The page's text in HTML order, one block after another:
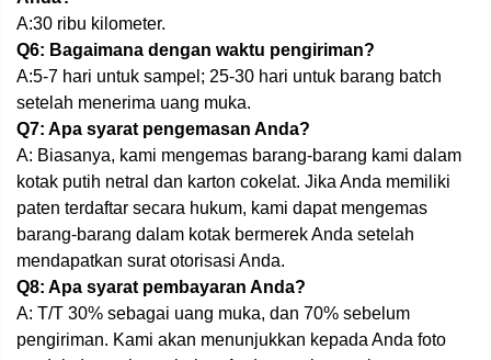
A:30 ribu kilometer.
Q6: Bagaimana dengan waktu pengiriman?
A:5-7 hari untuk sampel; 25-30 hari untuk barang batch
setelah menerima uang muka.
Q7: Apa syarat pengemasan Anda?
A: Biasanya, kami mengemas barang-barang kami dalam
kotak putih netral dan karton cokelat. Jika Anda memiliki
paten terdaftar secara hukum, kami dapat mengemas
barang-barang dalam kotak bermerek Anda setelah
mendapatkan surat otorisasi Anda.
Q8: Apa syarat pembayaran Anda?
A: T/T 30% sebagai uang muka, dan 70% sebelum
pengiriman. Kami akan menunjukkan kepada Anda foto